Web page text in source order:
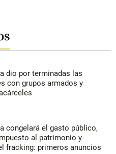
dio por terminadas las
con grupos armados y
congelará el gasto público,
al patrimonio y
fracking: primeros anuncios